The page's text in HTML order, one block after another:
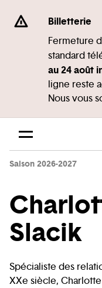
Se rendre au
Contenu principal
Pied de page
Billetterie
Fermeture
standard
au 24 août
ligne reste
Nous vous
Saison 2026-2027
Slacik
Spécialiste des
XXe siècle,